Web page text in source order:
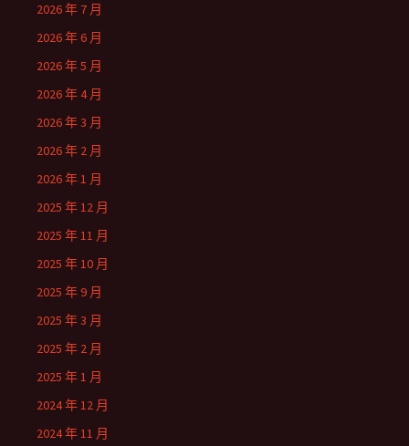
2026 年 7 月
2026 年 6 月
2026 年 5 月
2026 年 4 月
2026 年 3 月
2026 年 2 月
2026 年 1 月
2025 年 12 月
2025 年 11 月
2025 年 10 月
2025 年 9 月
2025 年 3 月
2025 年 2 月
2025 年 1 月
2024 年 12 月
2024 年 11 月